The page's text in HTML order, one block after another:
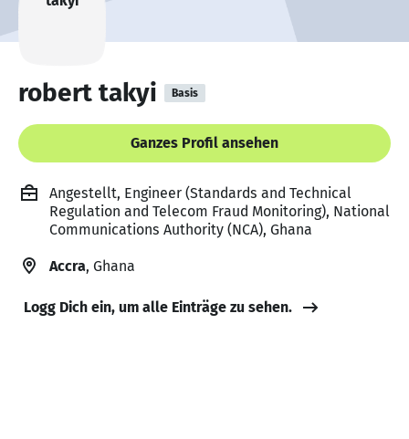
robert takyi Basis
Ganzes Profil ansehen
Angestellt, Engineer (Standards and Technical
Regulation and Telecom Fraud Monitoring), National
Communications Authority (NCA), Ghana
Accra, Ghana
Logg Dich ein, um alle Einträge zu sehen.